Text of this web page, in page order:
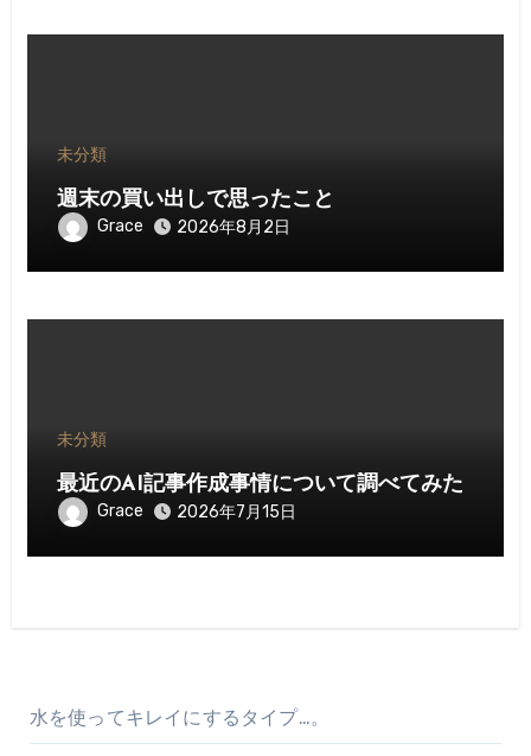
未分類
週末の買い出しで思ったこと
Grace 2026年8月2日
未分類
最近のAI記事作成事情について調べてみた
Grace 2026年7月15日
水を使ってキレイにするタイプ…。